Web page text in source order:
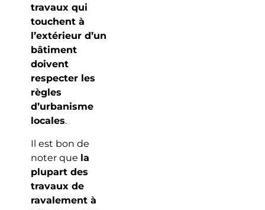
travaux qui
touchent à
l’extérieur d’un
bâtiment
doivent
respecter les
règles
d’urbanisme
locales.
Il est bon de
noter que la
plupart des
travaux de
ravalement à